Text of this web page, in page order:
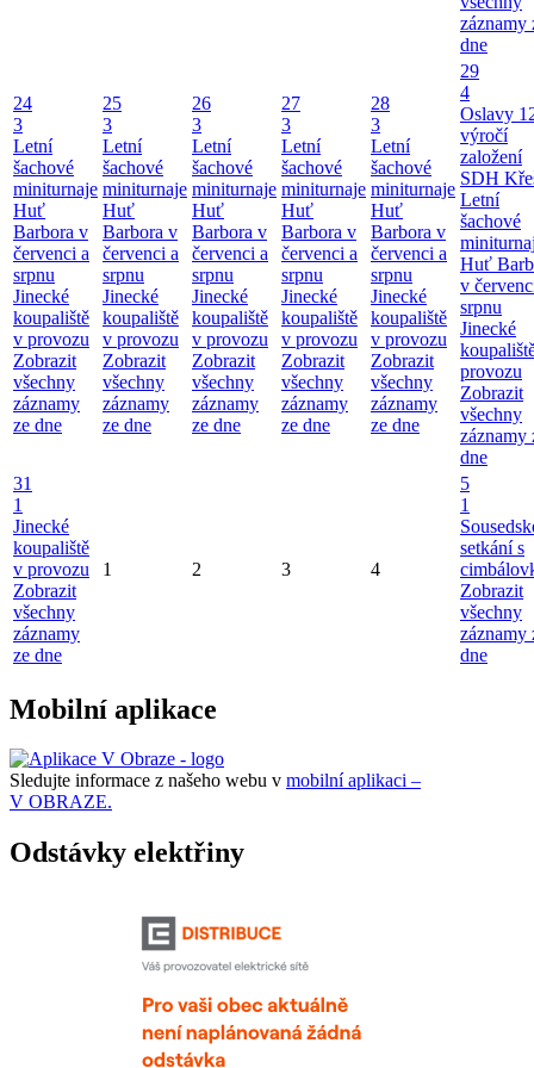
záznamy
dne
24
3
Letní
šachové
miniturnaje
Huť
Barbora v
červenci a
srpnu
Jinecké
koupaliště
v provozu
Zobrazit
všechny
záznamy
ze dne
25
3
Letní
šachové
miniturnaje
Huť
Barbora v
červenci a
srpnu
Jinecké
koupaliště
v provozu
Zobrazit
všechny
záznamy
ze dne
26
3
Letní
šachové
miniturnaje
Huť
Barbora v
červenci a
srpnu
Jinecké
koupaliště
v provozu
Zobrazit
všechny
záznamy
ze dne
27
3
Letní
šachové
miniturnaje
Huť
Barbora v
červenci a
srpnu
Jinecké
koupaliště
v provozu
Zobrazit
všechny
záznamy
ze dne
28
3
Letní
šachové
miniturnaje
Huť
Barbora v
červenci a
srpnu
Jinecké
koupaliště
v provozu
Zobrazit
všechny
záznamy
ze dne
29
4
Oslavy
výročí
založení
SDH
Letní
šachové
Huť
v
srpnu
Jinecké
provozu
Zobrazit
všechny
záznamy
dne
31
1
Jinecké
koupaliště
v provozu
Zobrazit
všechny
záznamy
ze dne
1 2 3 4
5
1
setkání s
Zobrazit
všechny
záznamy
dne
Mobilní aplikace
Sledujte informace z našeho webu v mobilní aplikaci –
V OBRAZE.
Odstávky elektřiny